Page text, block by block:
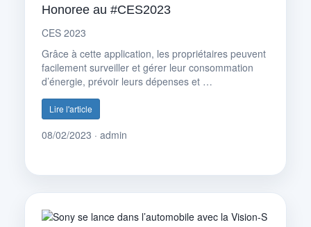
Honoree au #CES2023
CES 2023
Grâce à cette application, les propriétaires peuvent
facilement surveiller et gérer leur consommation
d’énergie, prévoir leurs dépenses et …
Lire l'article
08/02/2023 · admin